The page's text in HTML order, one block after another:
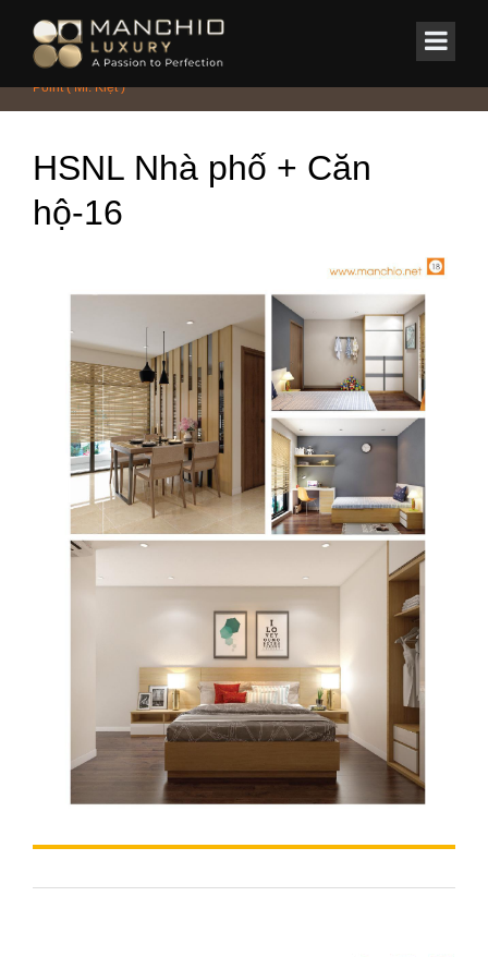
Home/CHUNG CƯ - PENTHOUSE - DUPLEX
Căn Hộ 2108 Center
Point ( Mr. Kiệt )
HSNL Nhà phố + Căn
hộ-16